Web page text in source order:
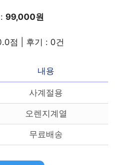
99,000원
점 | 후기 : 0건
내용
사계절용
오렌지계열
무료배송